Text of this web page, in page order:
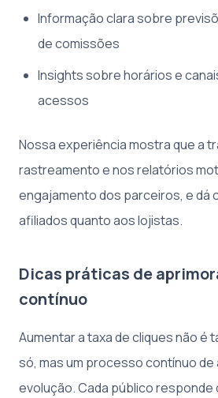
Informação clara sobre
de comissões
Insights sobre horários e
acessos
Nossa experiência mostra que a
rastreamento e nos relatórios
engajamento dos parceiros, e dá
afiliados quanto aos lojistas.
Dicas práticas de
contínuo
Aumentar a taxa de cliques não é
só, mas um processo contínuo de
evolução. Cada público responde